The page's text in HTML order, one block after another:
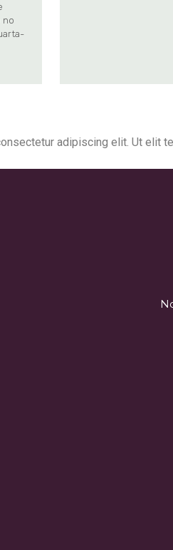
no
adipiscing elit. Ut elit